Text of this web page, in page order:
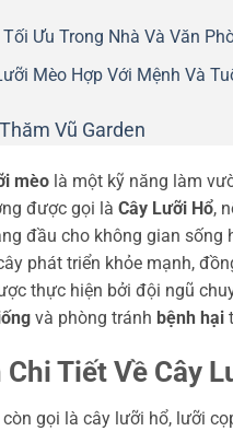
Ưu Trong Nhà Và Văn
Mèo Hợp Với Mệnh Và
Vũ Garden
mèo là một kỹ năng làm
được gọi là Cây Lưỡi Hổ,
đầu cho không gian sống
phát triển khỏe mạnh,
thực hiện bởi đội ngũ
và phòng tránh bệnh hại
Tiết Về Cây
gọi là cây lưỡi hổ, lưỡi